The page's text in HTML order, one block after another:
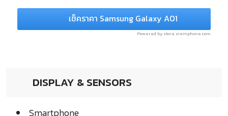
เช็คราคา Samsung Galaxy A01
Powered by store.siamphone.com
DISPLAY & SENSORS
Smartphone